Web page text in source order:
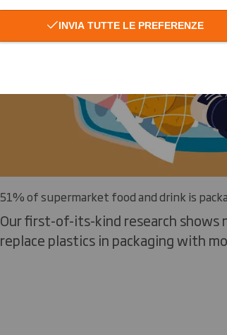
51% of supermarket food and drink is
Our first-of-its-kind research shows
replace plastics in packaging with